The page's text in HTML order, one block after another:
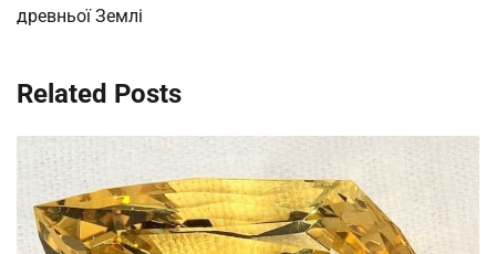
древньої Землі
Related Posts